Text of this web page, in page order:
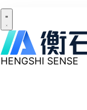
HENGSHI SENSE